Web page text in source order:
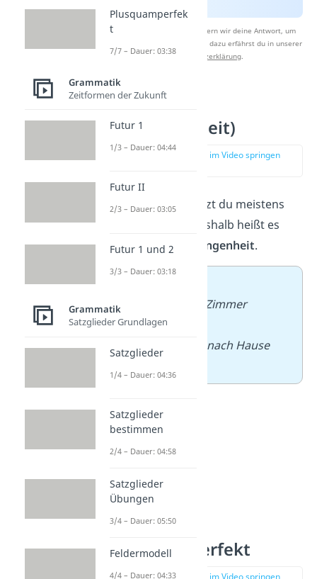
Nach Beantwortung speichern wir deine Antwort, um
Studyflix zu verbessern. Mehr dazu erfährst du in unserer
Datenschutzerklärung
Vergangenheit)
zur Stelle im Video springen
Das Perfektbenutzt du meistens
. Deshalb heißt es
auch Sprechvergangenheit.
–
mein Zimmer
aufgeräumt
Lisa ist
schnell nach Hause
Plusquamperfekt
zur Stelle im Video springen
Plusquamperfek
t
7/7 – Dauer: 03:38
Grammatik
Zeitformen der Zukunft
Futur 1
1/3 – Dauer: 04:44
Futur II
2/3 – Dauer: 03:05
Futur 1 und 2
3/3 – Dauer: 03:18
Grammatik
Satzglieder Grundlagen
Satzglieder
1/4 – Dauer: 04:36
Satzglieder
bestimmen
2/4 – Dauer: 04:58
Satzglieder
Übungen
3/4 – Dauer: 05:50
Feldermodell
4/4 – Dauer: 04:33